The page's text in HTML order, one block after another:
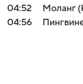
04:52
Моланг
04:56